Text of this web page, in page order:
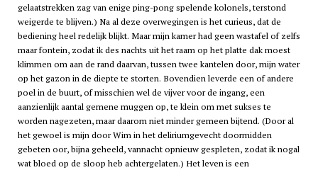
gelaatstrekken zag van enige ping-pong spelende kolonels, terstond
weigerde te blijven.) Na al deze overwegingen is het curieus, dat de
bediening heel redelijk blijkt. Maar mijn kamer had geen wastafel of zelfs
maar fontein, zodat ik des nachts uit het raam op het platte dak moest
klimmen om aan de rand daarvan, tussen twee kantelen door, mijn water
op het gazon in de diepte te storten. Bovendien leverde een of andere
poel in de buurt, of misschien wel de vijver voor de ingang, een
aanzienlijk aantal gemene muggen op, te klein om met sukses te
worden nagezeten, maar daarom niet minder gemeen bijtend. (Door al
het gewoel is mijn door Wim in het deliriumgevecht doormidden
gebeten oor, bijna geheeld, vannacht opnieuw gespleten, zodat ik nogal
wat bloed op de sloop heb achtergelaten.) Het leven is een